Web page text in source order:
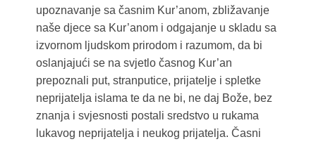
upoznavanje sa časnim Kur’anom, zbližavanje
naše djece sa Kur’anom i odgajanje u skladu sa
izvornom ljudskom prirodom i razumom, da bi
oslanjajući se na svjetlo časnog Kur’an
prepoznali put, stranputice, prijatelje i spletke
neprijatelja islama te da ne bi, ne daj Bože, bez
znanja i svjesnosti postali sredstvo u rukama
lukavog neprijatelja i neukog prijatelja. Časni